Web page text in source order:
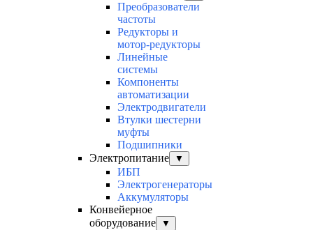
Преобразователи
частоты
Редукторы и
мотор-редукторы
Линейные
системы
Компоненты
автоматизации
Электродвигатели
Втулки шестерни
муфты
Подшипники
Электропитание
▼
ИБП
Электрогенераторы
Аккумуляторы
Конвейерное
оборудование
▼